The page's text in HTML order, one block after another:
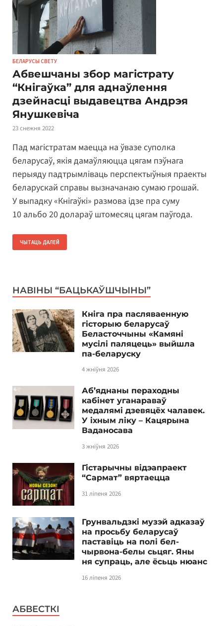
БЕЛАРУСЫ СВЕТУ
Абвешчаны збор магістрату
“Кнігаўка” для аднаўлення
дзейнасці выдавецтва Андрэя
Янушкевіча
23 снежня 2022
Пад магістратам маецца на ўвазе суполка
беларусаў, якія дамаўляюцца цягам пэўнага
перыяду падтрымліваць перспектыўныя праекты
беларускай справы вызначанаю сумаю грошай.
У выпадку «Кнігаўкі» размова ідзе пра суму
10 альбо 20 долараў штомесяц цягам паўгода.
ЧЫТАЦЬ ДАЛЕЙ
НАВІНЫ “БАЦЬКАЎШЧЫНЫ”
Кніга пра пасляваенную
гісторыю беларусаў
Беласточчыны «Камяні
мусілі паляцець» выйшла
па-беларуску
4 жніўня 2026
Аб’яднаны пераходны
кабінет уганараваў
медалямі дзевяцёх чалавек.
У іхным ліку – Кацярына
Ваданосава
3 жніўня 2026
Гістарычны відэапраект
“Сармат” вяртаецца
31 ліпеня 2026
Грунвальдзкі музэй адказаў
на просьбу беларусаў
паставіць на полі бел-
чырвона-белы сьцяг. Яны
ня супраць, але ёсьць нюанс
16 ліпеня 2026
АБВЕСТКІ